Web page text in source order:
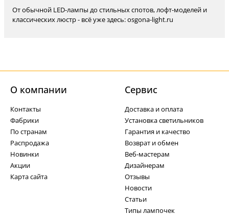
От обычной LED-лампы до стильных спотов, лофт-моделей и
классических люстр - всё уже здесь: osgona-light.ru
О компании
Контакты
Фабрики
По странам
Распродажа
Новинки
Акции
Карта сайта
Cервис
Доставка и оплата
Установка светильников
Гарантия и качество
Возврат и обмен
Веб-мастерам
Дизайнерам
Отзывы
Новости
Статьи
Типы лампочек